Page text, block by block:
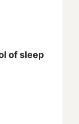
of sleep